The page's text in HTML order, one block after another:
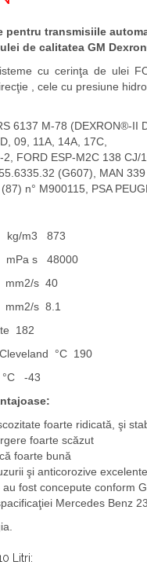
pentru transmisiile
de calitatea GM
cu cerinţa de ulei
, cele cu presiune
6137 M-78 (DEXRON®-II
09, 11A, 14A, 17C,
FORD ESP-M2C 138 CJ/
(G607), MAN 339
n° M900115, PSA
kg/m3 873
mPa s 48000
mm2/s 40
mm2/s 8.1
182
°C 190
°C -43
foarte ridicată, şi
foarte scăzut
foarte bună
şi anticorozive excelente
fost concepute conform
Mercedes Benz
Litri: